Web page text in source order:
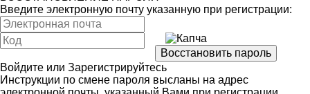
Введите электронную почту указанную при регистрации:
Войдите или Зарегистрируйтесь
Инструкции по смене пароля высланы на адрес